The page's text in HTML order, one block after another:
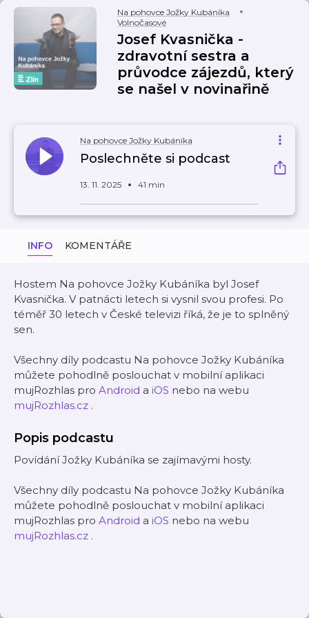
Na pohovce Jožky Kubáníka
Volnočasové
Josef Kvasnička -
zdravotní sestra a
průvodce zájezdů, který
se našel v novinařině
Na pohovce Jožky Kubáníka
Poslechněte si podcast
13. 11. 2025 41 min
INFO KOMENTÁŘE
Hostem Na pohovce Jožky Kubáníka byl Josef
Kvasnička. V patnácti letech si vysnil svou profesi. Po
téměř 30 letech v České televizi říká, že je to splněný
sen.
Všechny díly podcastu Na pohovce Jožky Kubáníka
můžete pohodlně poslouchat v mobilní aplikaci
mujRozhlas pro Android a iOS nebo na webu
mujRozhlas.cz .
Popis podcastu
Povídání Jožky Kubáníka se zajímavými hosty.
Všechny díly podcastu Na pohovce Jožky Kubáníka
můžete pohodlně poslouchat v mobilní aplikaci
mujRozhlas pro Android a iOS nebo na webu
mujRozhlas.cz .